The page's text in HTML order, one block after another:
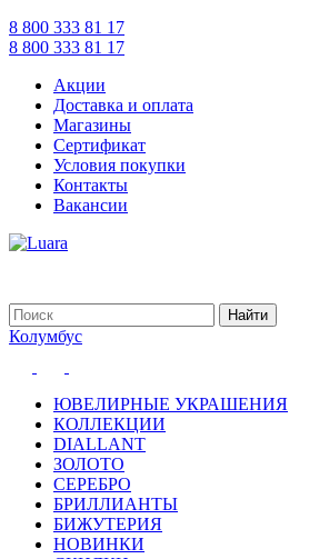
8 800 333 81 17
8 800 333 81 17
Акции
Доставка и оплата
Магазины
Сертификат
Условия покупки
Контакты
Вакансии
Колумбус
ЮВЕЛИРНЫЕ УКРАШЕНИЯ
КОЛЛЕКЦИИ
DIALLANT
ЗОЛОТО
СЕРЕБРО
БРИЛЛИАНТЫ
БИЖУТЕРИЯ
НОВИНКИ